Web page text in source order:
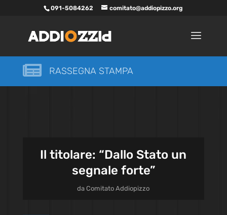
091-5084262 comitato@addiopizzo.org
 RASSEGNA STAMPA
Il titolare: “Dallo Stato un
segnale forte”
daComitato Addiopizzo